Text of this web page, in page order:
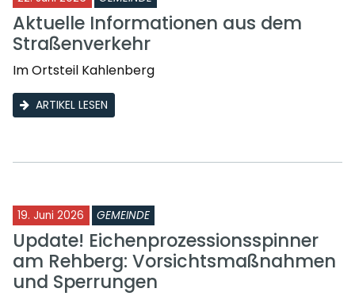
Aktuelle Informationen aus dem
Straßenverkehr
Im Ortsteil Kahlenberg
ARTIKEL LESEN
19. Juni 2026 GEMEINDE
Update! Eichenprozessionsspinner
am Rehberg: Vorsichtsmaßnahmen
und Sperrungen